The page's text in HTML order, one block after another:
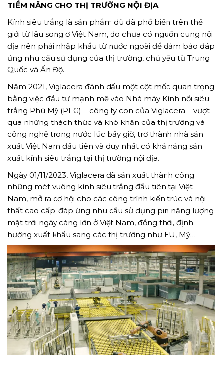
TIỀM NĂNG CHO THỊ TRƯỜNG NỘI ĐỊA
Kính siêu trắng là sản phẩm dù đã phổ biến trên thế
giới từ lâu song ở Việt Nam, do chưa có nguồn cung nội
địa nên phải nhập khẩu từ nước ngoài để đảm bảo đáp
ứng nhu cầu sử dụng của thị trường, chủ yếu từ Trung
Quốc và Ấn Độ.
Năm 2021, Viglacera đánh dấu một cột mốc quan trọng
bằng việc đầu tư mạnh mẽ vào Nhà máy Kính nổi siêu
trắng Phú Mỹ (PFG) – công ty con của Viglacera – vượt
qua những thách thức và khó khăn của thị trường và
công nghệ trong nước lúc bấy giờ, trở thành nhà sản
xuất Việt Nam đầu tiên và duy nhất có khả năng sản
xuất kính siêu trắng tại thị trường nội địa.
Ngày 01/11/2023, Viglacera đã sản xuất thành công
những mét vuông kính siêu trắng đầu tiên tại Việt
Nam, mở ra cơ hội cho các công trình kiến trúc và nội
thất cao cấp, đáp ứng nhu cầu sử dụng pin năng lượng
mặt trời ngày càng lớn ở Việt Nam, đồng thời, định
hướng xuất khẩu sang các thị trường như EU, Mỹ…